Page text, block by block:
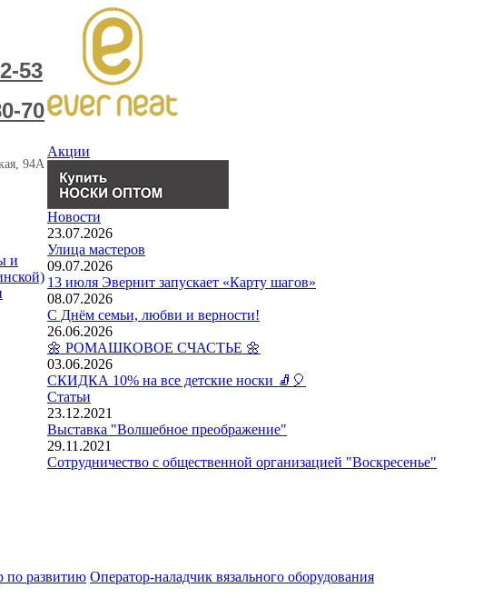
53
70
94А
и
Акции
Новости
23.07.2026
Улица мастеров
09.07.2026
13 июля Эвернит запускает «Карту шагов»
08.07.2026
С Днём семьи, любви и верности!
26.06.2026
🌼 РОМАШКОВОЕ СЧАСТЬЕ 🌼
03.06.2026
СКИДКА 10% на все детские носки 🧦🎈
Статьи
23.12.2021
Выставка "Волшебное преображение"
29.11.2021
Сотрудничество с общественной организацией "Воскресенье"
по развитию Оператор-наладчик вязального оборудования